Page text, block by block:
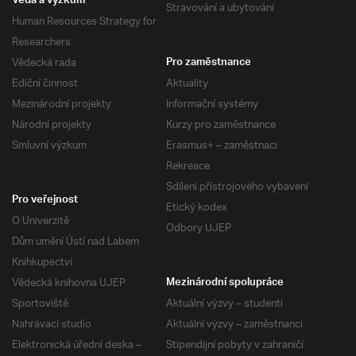
Stravování a ubytování
Human Resources Strategy for
Researchers
Vědecká rada
Ediční činnost
Mezinárodní projekty
Národní projekty
Smluvní výzkum
Pro zaměstnance
Aktuality
Informační systémy
Kurzy pro zaměstnance
Erasmus+ – zaměstnaci
Rekreace
Sdílení přístrojového vybavení
Etický kodex
Odbory UJEP
Pro veřejnost
O Univerzitě
Dům umění Ústí nad Labem
Knihkupectví
Vědecká knihovna UJEP
Sportoviště
Nahrávací studio
Elektronická úřední deska –
Mezinárodní spolupráce
Aktuální výzvy – studenti
Aktuální výzvy – zaměstnanci
Stipendijní pobyty v zahraničí